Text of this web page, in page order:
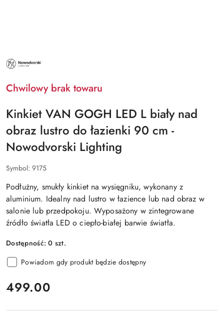
NAZWA
PRODUCENTA:
LIGHTING
Chwilowy brak towaru
Kinkiet VAN GOGH LED L biały nad
obraz lustro do łazienki 90 cm -
Nowodvorski Lighting
Symbol: 9175
Podłużny, smukły kinkiet na wysięgniku, wykonany z
aluminium. Idealny nad lustro w łazience lub nad obraz w
salonie lub przedpokoju. Wyposażony w zintegrowane
źródło światła LED o ciepło-białej barwie światła.
Dostępność:0 szt.
Powiadom gdy produkt będzie dostępny
cena:
499.00